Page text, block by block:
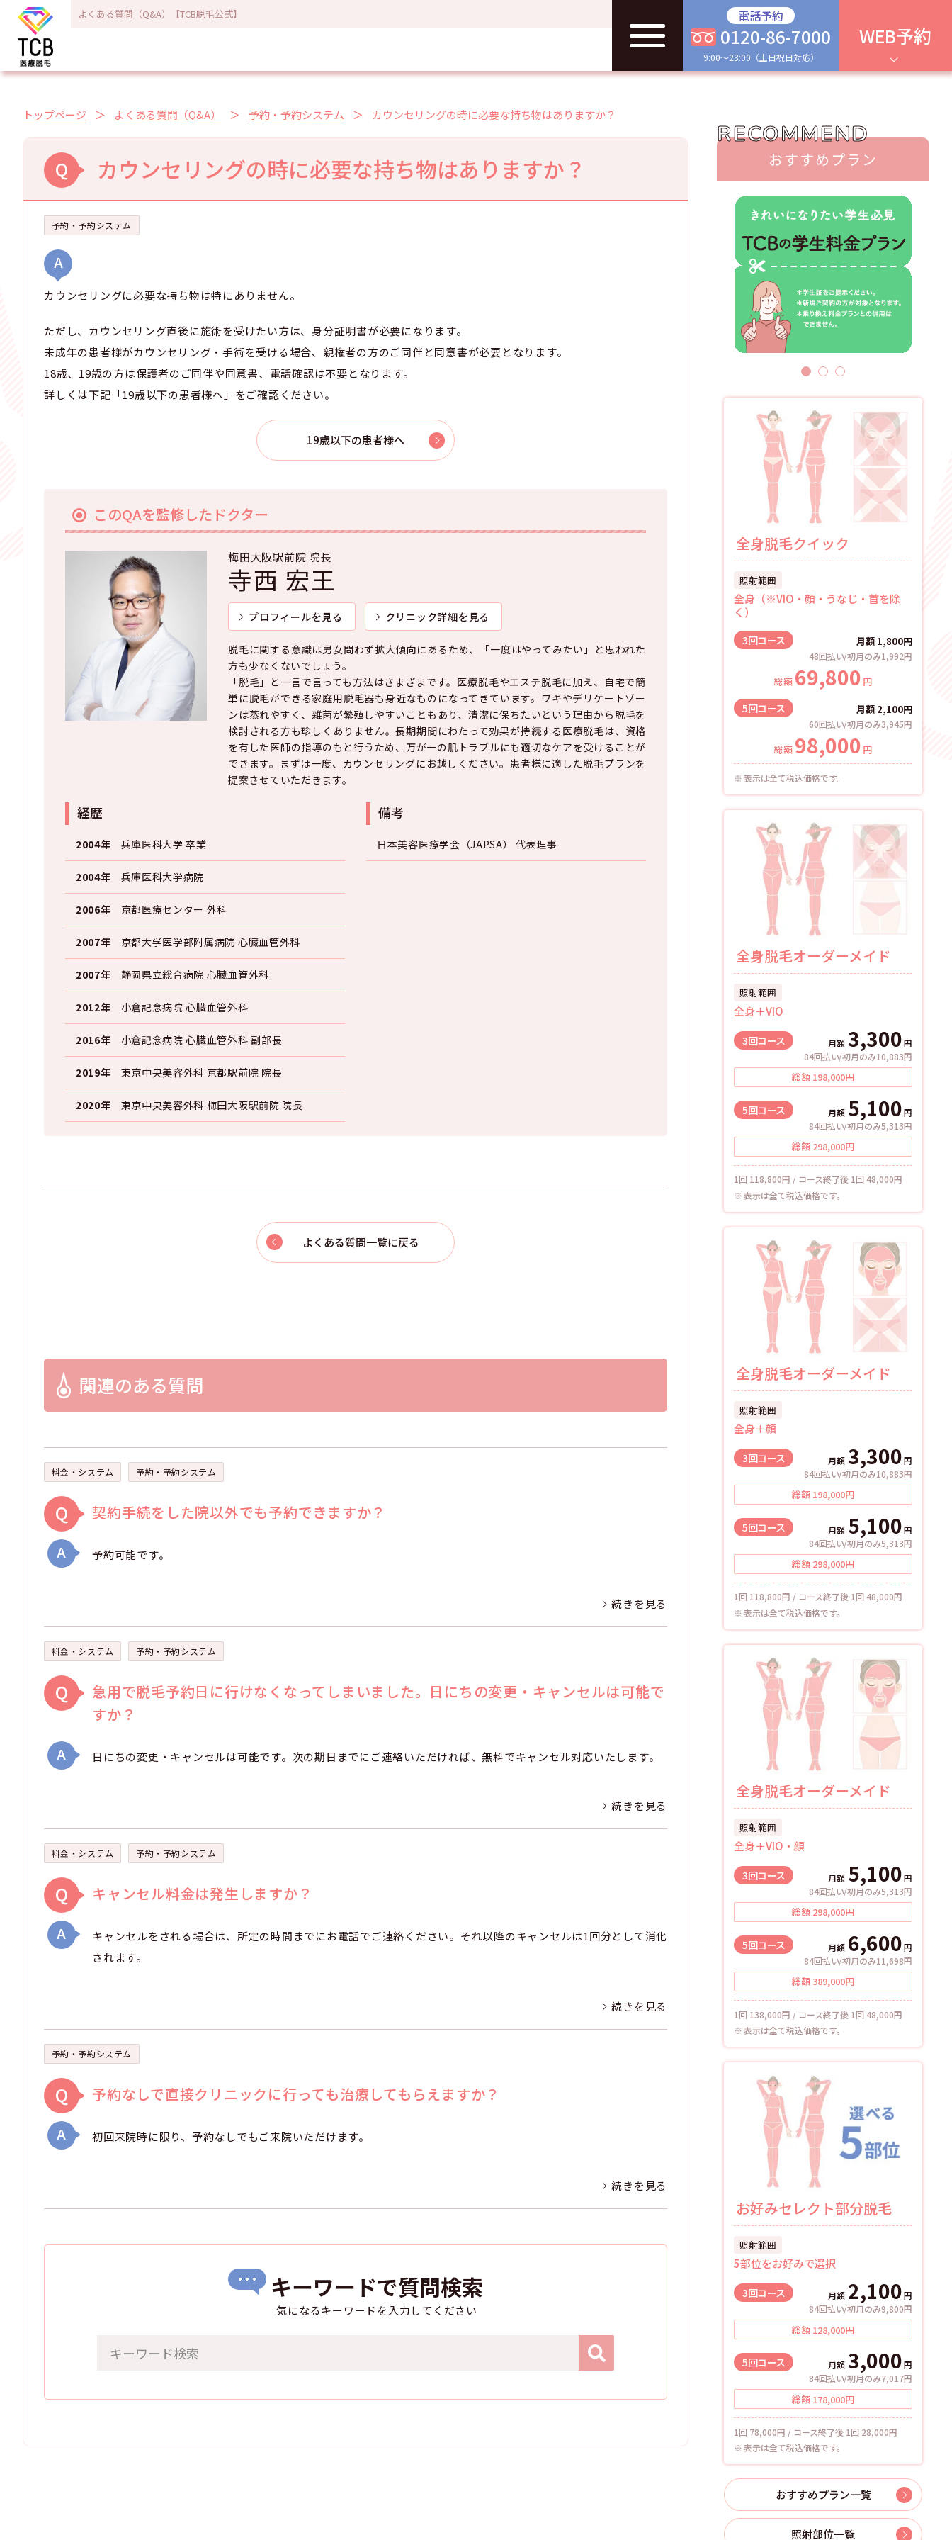
よくある質問（Q&A）【TCB脱毛公式】 電話予約
0120-86-7000
9:00～23:00（土日祝日対応）
WEB予約
トップページ よくある質問（Q&A） 予約・予約システム カウンセリングの時に必要な持ち物はありますか？
Q カウンセリングの時に必要な持ち物はありますか？
予約・予約システム
A
カウンセリングに必要な持ち物は特にありません。
ただし、カウンセリング直後に施術を受けたい方は、身分証明書が必要になります。
未成年の患者様がカウンセリング・手術を受ける場合、親権者の方のご同伴と同意書が必要となります。
18歳、19歳の方は保護者のご同伴や同意書、電話確認は不要となります。
詳しくは下記「19歳以下の患者様へ」をご確認ください。
19歳以下の患者様へ
このQAを監修したドクター
梅田大阪駅前院 院長
寺西 宏王
プロフィールを見る クリニック詳細を見る
脱毛に関する意識は男女問わず拡大傾向にあるため、「一度はやってみたい」と思われた
方も少なくないでしょう。
「脱毛」と一言で言っても方法はさまざまです。医療脱毛やエステ脱毛に加え、自宅で簡
単に脱毛ができる家庭用脱毛器も身近なものになってきています。ワキやデリケートゾー
ンは蒸れやすく、雑菌が繁殖しやすいこともあり、清潔に保ちたいという理由から脱毛を
検討される方も珍しくありません。長期期間にわたって効果が持続する医療脱毛は、資格
を有した医師の指導のもと行うため、万が一の肌トラブルにも適切なケアを受けることが
できます。まずは一度、カウンセリングにお越しください。患者様に適した脱毛プランを
提案させていただきます。
経歴
2004年 兵庫医科大学 卒業
2004年 兵庫医科大学病院
2006年 京都医療センター 外科
2007年 京都大学医学部附属病院 心臓血管外科
2007年 静岡県立総合病院 心臓血管外科
2012年 小倉記念病院 心臓血管外科
2016年 小倉記念病院 心臓血管外科 副部長
2019年 東京中央美容外科 京都駅前院 院長
2020年 東京中央美容外科 梅田大阪駅前院 院長
備考
日本美容医療学会（JAPSA） 代表理事
よくある質問一覧に戻る
関連のある質問
料金・システム 予約・予約システム
Q
契約手続をした院以外でも予約できますか？
A
予約可能です。
続きを見る
料金・システム 予約・予約システム
Q
急用で脱毛予約日に行けなくなってしまいました。日にちの変更・キャンセルは可能で
すか？
A
日にちの変更・キャンセルは可能です。次の期日までにご連絡いただければ、無料でキャンセル対応いたします。
続きを見る
料金・システム 予約・予約システム
Q
キャンセル料金は発生しますか？
A
キャンセルをされる場合は、所定の時間までにお電話でご連絡ください。それ以降のキャンセルは1回分として消化
されます。
続きを見る
予約・予約システム
Q
予約なしで直接クリニックに行っても治療してもらえますか？
A
初回来院時に限り、予約なしでもご来院いただけます。
続きを見る
キーワードで質問検索
気になるキーワードを入力してください
RECOMMEND
おすすめプラン
全身脱毛クイック
照射範囲
全身（※VIO・顔・うなじ・首を除
く）
3回コース 月額 1,800円
48回払い/初月のみ1,992円
総額 69,800 円
5回コース 月額 2,100円
60回払い/初月のみ3,945円
総額 98,000 円
表示は全て税込価格です。
全身脱毛オーダーメイド
照射範囲
全身＋VIO
3回コース 月額 3,300円
84回払い/初月のみ10,883円
総額 198,000円
5回コース 月額 5,100円
84回払い/初月のみ5,313円
総額 298,000円
1回 118,800円 / コース終了後 1回 48,000円
表示は全て税込価格です。
全身脱毛オーダーメイド
照射範囲
全身＋顔
3回コース 月額 3,300円
84回払い/初月のみ10,883円
総額 198,000円
5回コース 月額 5,100円
84回払い/初月のみ5,313円
総額 298,000円
1回 118,800円 / コース終了後 1回 48,000円
表示は全て税込価格です。
全身脱毛オーダーメイド
照射範囲
全身＋VIO・顔
3回コース 月額 5,100円
84回払い/初月のみ5,313円
総額 298,000円
5回コース 月額 6,600円
84回払い/初月のみ11,698円
総額389,000円
1回 138,000円 / コース終了後 1回 48,000円
表示は全て税込価格です。
お好みセレクト部分脱毛
照射範囲
5部位をお好みで選択
3回コース 月額 2,100円
84回払い/初月のみ9,800円
総額 128,000円
5回コース 月額 3,000円
84回払い/初月のみ7,017円
総額 178,000円
1回 78,000円 / コース終了後 1回 28,000円
表示は全て税込価格です。
おすすめプラン一覧
照射部位一覧